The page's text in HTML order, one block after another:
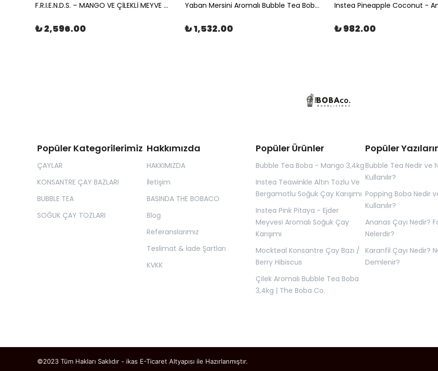
F.R.I.E.N.D.S. – MANGO VE ÇİLEKLİ MEYVE ÇAYI MÜSLİN ÇAY POŞETİ 100x2gr | The Boba Co.
₺ 2,596.00
Yaban Mersini Aromalı Bubble Tea Boba 3,4kg | The Boba Co.
₺ 1,532.00 ₺ 982.00
Popüler Kategorilerimiz
ÇAYLAR
KONSANTRE ÇAY BAZLARI
BUBBLE TEA
SOĞUK ÇAY TOZLARI
Hakkımızda
HAKKIMIZDA
İletişim
BASINDA THE BOBACO
Blog
Referanslarımız
Teslimat & İade Şartları
KVKK
Popüler Ürünler
Bubble Tea Boba - Mango 3,4kg
Instea Teawinkle Altın Tozlu Ve
Bergamotlu Soğuk Çay Karışımı
Instea Pink Pitaya - Ejder
Meyvesi Aromalı Soğuk Çay
Karışımı
Mockteal Konsantre Çay Bazı /
Berry Hibiscus
Çilek Aromalı Bubble Tea Boba
3,4kg | The Boba Co.
Popüler
Bubble Tea Nedir ve
Kullanılır?
Popping Boba Nedir
Kullanılır?
Ananas Çayı Nedir?
Nelerdir?
Karanfil Çayı Nedir?
Demlenir?
©2023 Tüm Hakları Saklıdır - ikas E-Ticaret Altyapısı ile Hazırlanmıştır.